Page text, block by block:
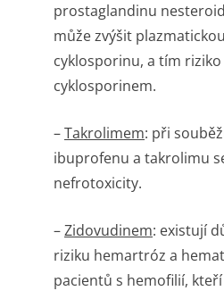
prostaglandinu
může zvýšit
cyklosporinu, a tím
cyklosporinem.
–Takrolimem: při
ibuprofenu a takrolimu
nefrotoxicity.
–Zidovudinem: existují
riziku hemartróz a
pacientů s hemofilií,